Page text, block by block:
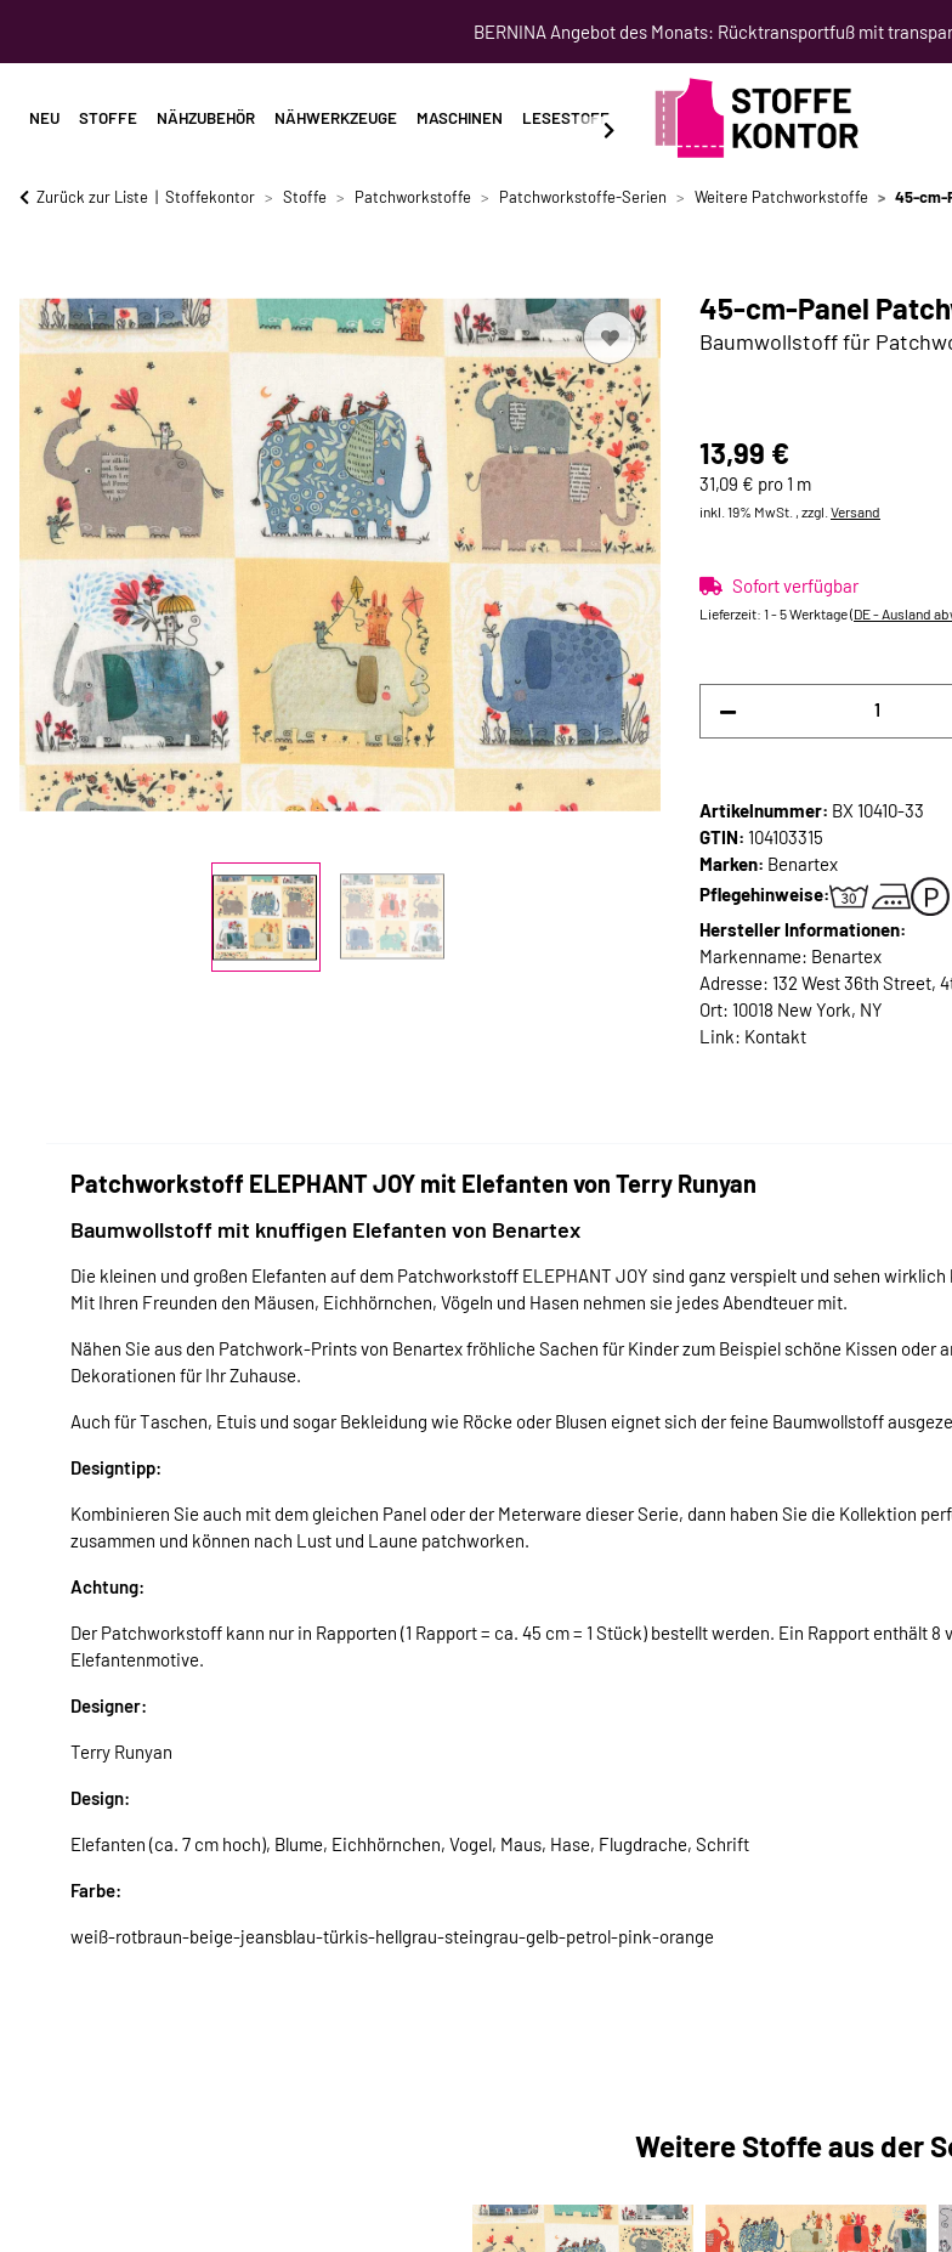
BERNINA Angebot des Monats: Rücktransportfuß mit
NEU STOFFE NÄHZUBEHÖR NÄHWERKZEUGE MASCHINEN LESESTOFF SCHNITTMUSTER NÄHKURSE
Zurück zur Liste Stoffekontor Stoffe Patchworkstoffe Patchworkstoffe-Serien Weitere Patchworkstoffe 45-cm-
45-cm-Panel
Baumwollstoff für
13,99 €
31,09 € pro 1 m
inkl. 19% MwSt. , zzgl. Versand
Sofort verfügbar
Lieferzeit: 1 - 5 Werktage(DE - Ausland
Artikelnummer: BX 10410-33
GTIN: 104103315
Marken: Benartex
Pflegehinweise:
Hersteller Informationen:
Markenname: Benartex
Adresse: 132 West 36th Street,
Ort: 10018 New York, NY
Link: Kontakt
Patchworkstoff ELEPHANT JOY mit Elefanten von Terry Runyan
Baumwollstoff mit knuffigen Elefanten von Benartex
Die kleinen und großen Elefanten auf dem Patchworkstoff ELEPHANT JOY sind ganz verspielt und sehen
Mit Ihren Freunden den Mäusen, Eichhörnchen, Vögeln und Hasen nehmen sie jedes Abendteuer mit.
Nähen Sie aus den Patchwork-Prints von Benartex fröhliche Sachen für Kinder zum Beispiel schöne Kissen oder
Dekorationen für Ihr Zuhause.
Auch für Taschen, Etuis und sogar Bekleidung wie Röcke oder Blusen eignet sich der feine Baumwollstoff
Designtipp:
Kombinieren Sie auch mit dem gleichen Panel oder der Meterware dieser Serie, dann haben Sie die Kollektion
zusammen und können nach Lust und Laune patchworken.
Achtung:
Der Patchworkstoff kann nur in Rapporten (1 Rapport = ca. 45 cm = 1 Stück) bestellt werden. Ein Rapport enthält 8
Elefantenmotive.
Designer:
Terry Runyan
Design:
Elefanten (ca. 7 cm hoch), Blume, Eichhörnchen, Vogel, Maus, Hase, Flugdrache, Schrift
Farbe:
weiß-rotbraun-beige-jeansblau-türkis-hellgrau-steingrau-gelb-petrol-pink-orange
Weitere Stoffe aus der